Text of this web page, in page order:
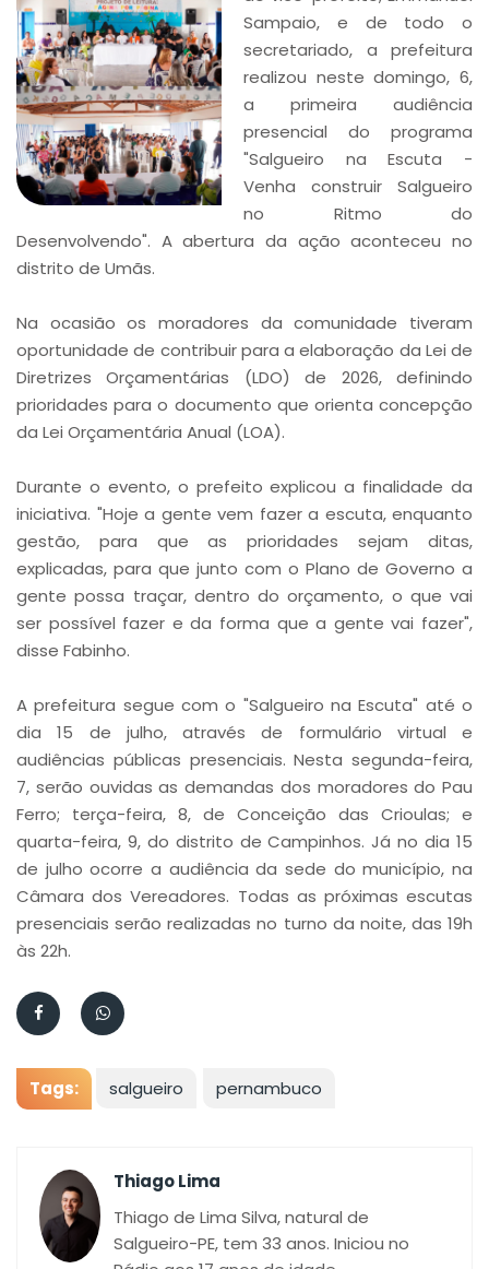
Sampaio, e de todo o
secretariado, a prefeitura
realizou neste domingo, 6,
a primeira audiência
presencial do programa
"Salgueiro na Escuta -
Venha construir Salgueiro
no Ritmo do
Desenvolvendo". A abertura da ação aconteceu no
distrito de Umãs.
Na ocasião os moradores da comunidade tiveram
oportunidade de contribuir para a elaboração da Lei de
Diretrizes Orçamentárias (LDO) de 2026, definindo
prioridades para o documento que orienta concepção
da Lei Orçamentária Anual (LOA).
Durante o evento, o prefeito explicou a finalidade da
iniciativa. "Hoje a gente vem fazer a escuta, enquanto
gestão, para que as prioridades sejam ditas,
explicadas, para que junto com o Plano de Governo a
gente possa traçar, dentro do orçamento, o que vai
ser possível fazer e da forma que a gente vai fazer",
disse Fabinho.
A prefeitura segue com o "Salgueiro na Escuta" até o
dia 15 de julho, através de formulário virtual e
audiências públicas presenciais. Nesta segunda-feira,
7, serão ouvidas as demandas dos moradores do Pau
Ferro; terça-feira, 8, de Conceição das Crioulas; e
quarta-feira, 9, do distrito de Campinhos. Já no dia 15
de julho ocorre a audiência da sede do município, na
Câmara dos Vereadores. Todas as próximas escutas
presenciais serão realizadas no turno da noite, das 19h
às 22h.
Tags: salgueiro pernambuco
Thiago Lima
Thiago de Lima Silva, natural de
Salgueiro-PE, tem 33 anos. Iniciou no